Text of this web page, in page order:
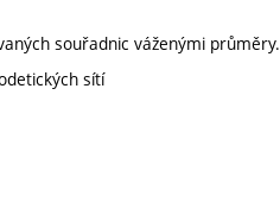
souřadnic váženými průměry.
sítí